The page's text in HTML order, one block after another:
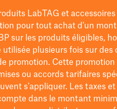
LabTAG et accessoires
pour tout achat d'un
sur les produits éligibles,
utilisée plusieurs fois sur des
promotion. Cette
ou accords tarifaires
s'appliquer. Les taxes et
dans le montant